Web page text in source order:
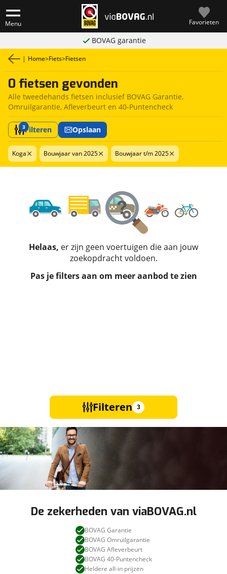
Menu Favorieten
BOVAG garantie
| Home>Fiets>Fietsen
0 fietsen gevonden
Alle tweedehands fietsen inclusief BOVAG Garantie,
Omruilgarantie, Afleverbeurt en 40-Puntencheck
3Filteren Opslaan
Koga Bouwjaar van 2025 Bouwjaar t/m 2025
Helaas, er zijn geen voertuigen die aan jouw
zoekopdracht voldoen.
Pas je filters aan om meer aanbod te zien
Filteren 3
De zekerheden van viaBOVAG.nl
BOVAG Garantie
BOVAG Omruilgarantie
BOVAG Afleverbeurt
BOVAG 40-Puntencheck
Heldere all-in prijzen